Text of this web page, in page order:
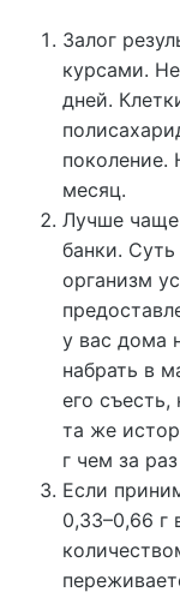
Залог
курсами.
дней.
поколение.
месяц.
Лучше
банки.
организм
у вас дома
набрать в
его съесть,
та же
г чем за
Если
0,33–0,66 г